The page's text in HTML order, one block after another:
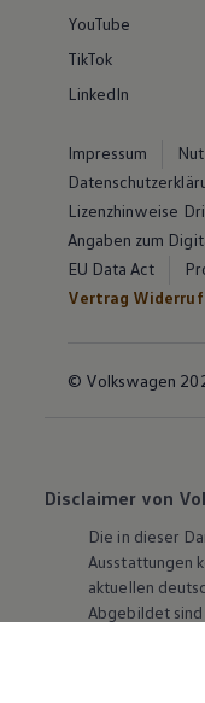
YouTube
TikTok
LinkedIn
Impressum
Lizenzhinweise
Angaben zum
EU Data Act
Vertrag
© Volkswagen
Disclaimer von
Die in dieser
Ausstattungen
aktuellen
Abgebildet